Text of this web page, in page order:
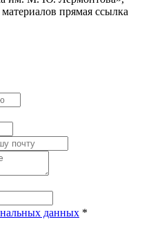
прямая ссылка
данных *